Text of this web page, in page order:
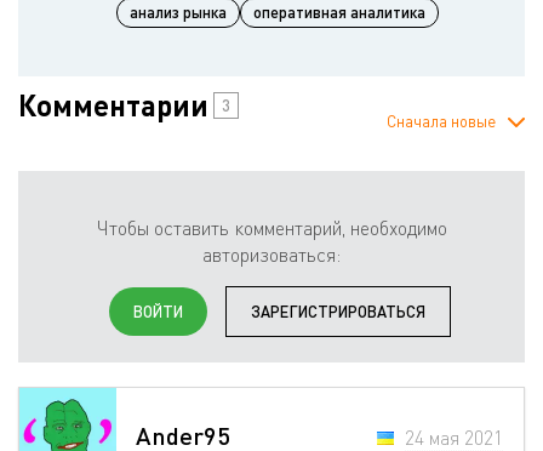
анализ рынка
оперативная аналитика
Комментарии 3
Сначала новые
Чтобы оставить комментарий, необходимо
авторизоваться:
ВОЙТИ ЗАРЕГИСТРИРОВАТЬСЯ
Ander95 24 мая 2021